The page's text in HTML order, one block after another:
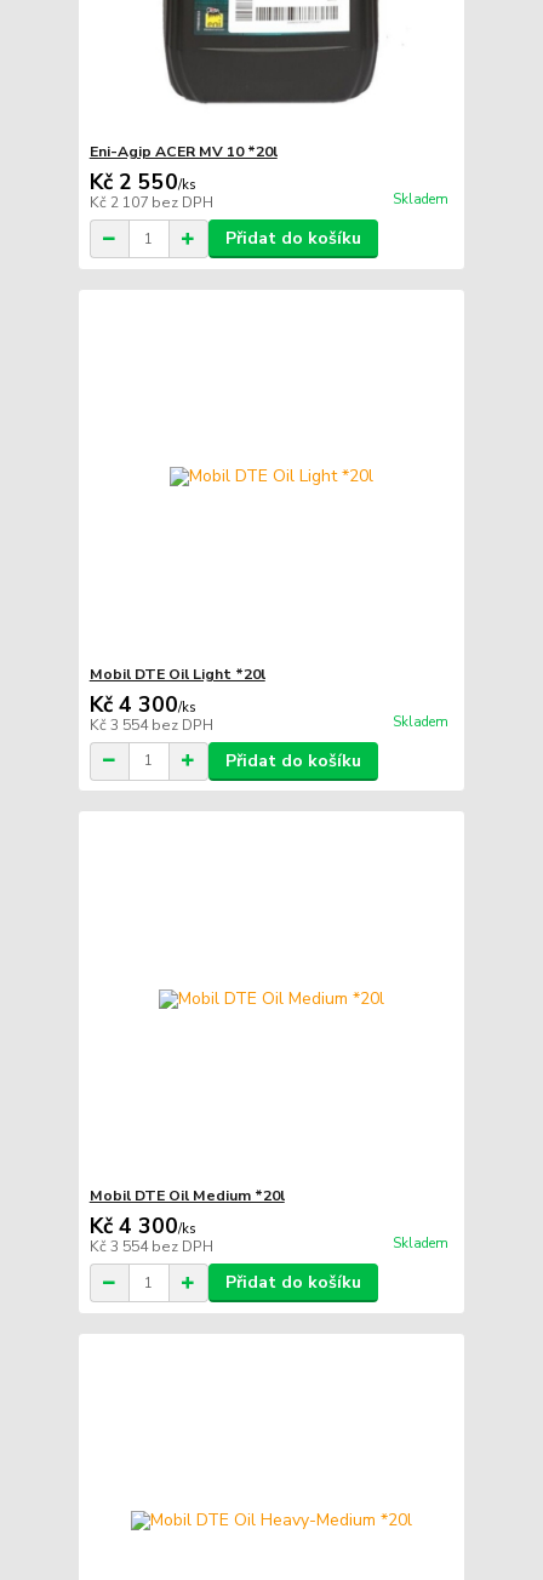
Eni-Agip ACER MV 10 *20l
Kč 2 550/ks
Kč 2 107 bez DPH Skladem
Přidat do košíku
Mobil DTE Oil Light *20l
Kč 4 300/ks
Kč 3 554bez DPH Skladem
Přidat do košíku
Mobil DTE Oil Medium *20l
Kč 4 300/ks
Kč 3 554bez DPH Skladem
Přidat do košíku